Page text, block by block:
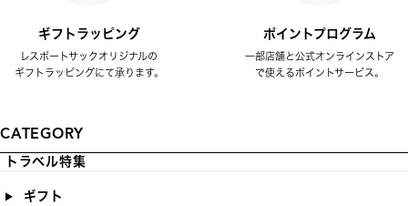
ギフトラッピング
レスポートサックオリジナルの
ギフトラッピングにて承ります。
ポイントプログラム
一部店舗と公式オンラインストア
で使えるポイントサービス。
CATEGORY
トラベル特集
ギフト